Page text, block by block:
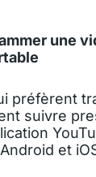
une
préfèrent
suivre
et